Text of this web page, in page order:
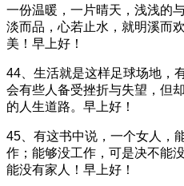
一份温暖，一片晴天，浅浅的
淡而品，心若止水，就明溪而
美！早上好！
44、生活就是这样足球场地，
会有些人备受挫折与失望，但
的人生道路。早上好！
45、有这书中说，一个女人，
作；能够没工作，可是决不能
能没有家人！早上好！